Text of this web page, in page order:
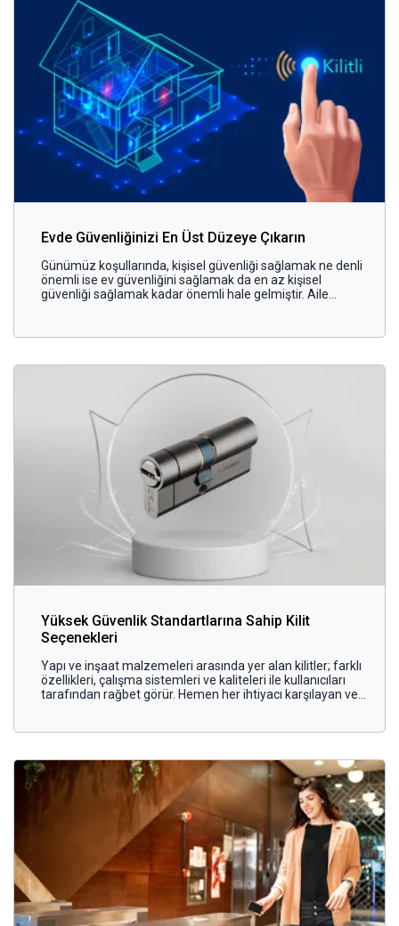
Evde Güvenliğinizi En Üst Düzeye Çıkarın
Günümüz koşullarında, kişisel güvenliği sağlamak ne denli
önemli ise ev güvenliğini sağlamak da en az kişisel
güvenliği sağlamak kadar önemli hale gelmiştir. Aile
evler, zaman zaman güvenlik tehditleriyle karşı karşıya
Yüksek Güvenlik Standartlarına Sahip Kilit
Seçenekleri
Yapı ve inşaat malzemeleri arasında yer alan kilitler; farklı
özellikleri, çalışma sistemleri ve kaliteleri ile kullanıcıları
tarafından rağbet görür. Hemen her ihtiyacı karşılayan ve